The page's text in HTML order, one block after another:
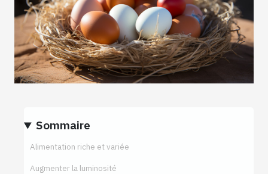
Sommaire
Alimentation riche et variée
Augmenter la luminosité